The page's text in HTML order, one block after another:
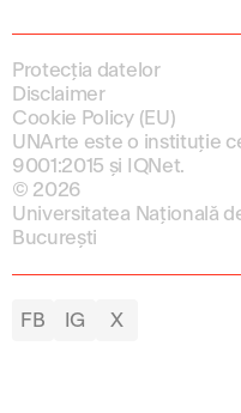
Protecția datelor
Disclaimer
Cookie Policy (EU)
UNArte este o instituție
9001:2015 și IQNet.
© 2026
Universitatea Națională
București
FB IG X